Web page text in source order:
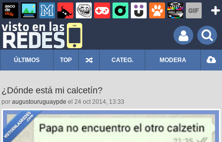
ÚLTIMOS TOP CATEG. MODERA
¿Dónde está mi calcetín?
por augustouruguaypde el 24 oct 2014, 13:33